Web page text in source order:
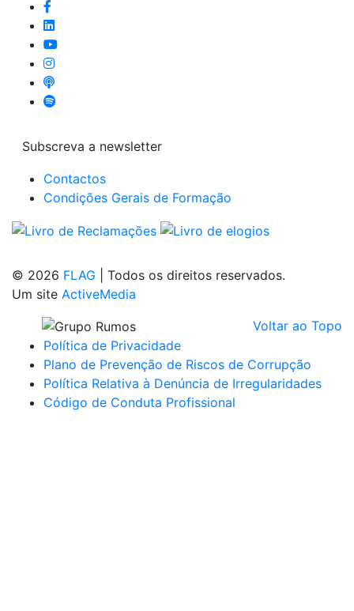
Subscreva a newsletter
Contactos
Condições Gerais de Formação
© 2026 FLAG
Todos os direitos reservados.
Um site ActiveMedia
Voltar ao Topo
Política de Privacidade
Plano de Prevenção de Riscos de Corrupção
Política Relativa à Denúncia de Irregularidades
Código de Conduta Profissional